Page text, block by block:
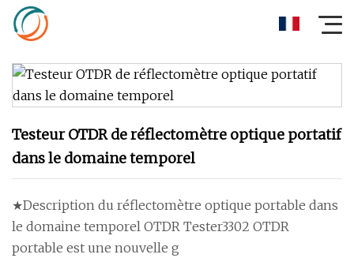
Testeur OTDR de réflectomètre optique portatif
dans le domaine temporel
★Description du réflectomètre optique portable dans
le domaine temporel OTDR Tester3302 OTDR
portable est une nouvelle g